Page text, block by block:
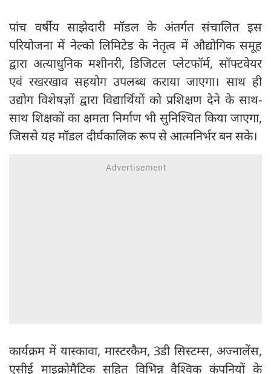
पांच वर्षीय साझेदारी मॉडल के अंतर्गत संचालित इस
परियोजना में नेल्को लिमिटेड के नेतृत्व में औद्योगिक समूह
द्वारा अत्याधुनिक मशीनरी, डिजिटल प्लेटफॉर्म, सॉफ्टवेयर
एवं रखरखाव सहयोग उपलब्ध कराया जाएगा। साथ ही
उद्योग विशेषज्ञों द्वारा विद्यार्थियों को प्रशिक्षण देने के साथ-
साथ शिक्षकों का क्षमता निर्माण भी सुनिश्चित किया जाएगा,
जिससे यह मॉडल दीर्घकालिक रूप से आत्मनिर्भर बन सके।
कार्यक्रम में यास्कावा, मास्टरकैम, 3डी सिस्टम्स, अज्नालेंस,
एसीई माइक्रोमैटिक सहित विभिन्न वैश्विक कंपनियों के